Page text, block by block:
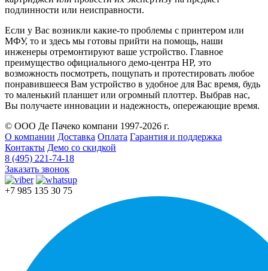
подлинности или неисправности.
Если у Вас возникли какие-то проблемы с принтером или
МФУ, то и здесь мы готовы прийти на помощь, наши
инженеры отремонтируют ваше устройство. Главное
преимущество официального демо-центра HP, это
возможность посмотреть, пощупать и протестировать любое
понравившееся Вам устройство в удобное для Вас время, будь
то маленький планшет или огромный плоттер. Выбрав нас,
Вы получаете инновации и надежность, опережающие время.
© ООО Де Пачеко компани 1997-2026 г.
О компании Доставка Оплата Гарантия и поддержка
Контакты Демо со скидкой
8 (495) 221-74-18
Заказать звонок
+7 985 135 30 75